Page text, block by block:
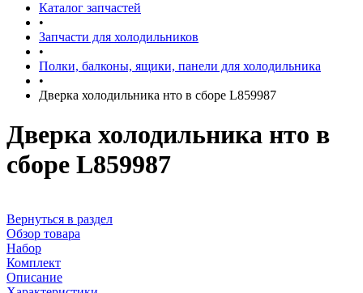
Каталог запчастей
•
Запчасти для холодильников
•
Полки, балконы, ящики, панели для холодильника
•
Дверка холодильника нто в сборе L859987
Дверка холодильника нто в
сборе L859987
Вернуться в раздел
Обзор товара
Набор
Комплект
Описание